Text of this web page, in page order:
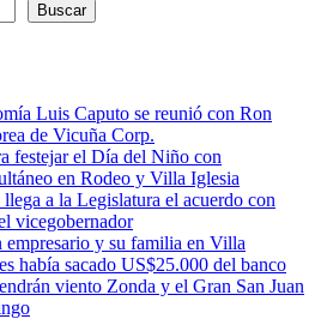
Buscar
Luis Caputo se reunió con Ron
de Vicuña Corp.
festejar el Día del Niño con
en Rodeo y Villa Iglesia
a la Legislatura el acuerdo con
vicegobernador
y su familia en Villa
había sacado US$25.000 del banco
viento Zonda y el Gran San Juan